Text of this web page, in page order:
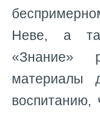
Неве, а
«Знание»
материалы